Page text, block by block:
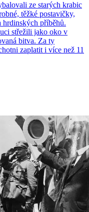
ze starých krabic
těžké postavičky,
hrdinských příběhů.
střežili jako oko v
bitva. Za ty
zaplatit i více než 11